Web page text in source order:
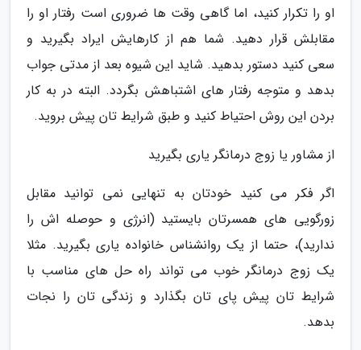
او را تکرار کنید، اما گاهی وقت ها ضروری است رفتار او را
مقابلش قرار دهید. شما هم از کارهایش ایراد بگیرید و
سعی کنید دستور بدهید. شاید این شیوه بعد از مدتی جواب
بدهد و متوجه رفتار های اشتباهش بگردد. البته در به کار
بردن این روش احتیاط کنید و طبق شرایط تان پیش بروید.
از مشاور یا زوج درمانگر یاری بگیرید
اگر فکر می کنید خودتان به تنهایی نمی توانید مقابل
زورگویی های همسرتان بایستید (انرژی و حوصله اش را
ندارید)، حتما از یک روانشناس خانواده یاری بگیرید. مثلا
یک زوج درمانگر خوب می تواند راه حل های مناسب با
شرایط تان پیش پای تان بگذارد و زندگی تان را نجات
بدهد.